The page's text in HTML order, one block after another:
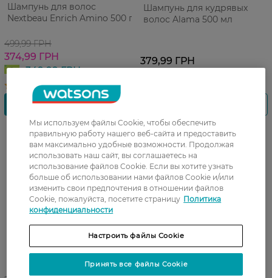
Шампунь для волос
Nextbeau Enrich Amino 500 г
499,99 ГРН
374,99 ГРН
349,99 ГРН
Шампунь для кудрявых
волос Alama 500 мл
379,99 ГРН
Мы используем файлы Cookie, чтобы обеспечить
правильную работу нашего веб-сайта и предоставить
вам максимально удобные возможности. Продолжая
использовать наш сайт, вы соглашаетесь на
использование файлов Cookie. Если вы хотите узнать
больше об использовании нами файлов Cookie и/или
изменить свои предпочтения в отношении файлов
Cookie, пожалуйста, посетите страницу Политика
конфиденциальности
Настроить файлы Cookie
Принять все файлы Cookie